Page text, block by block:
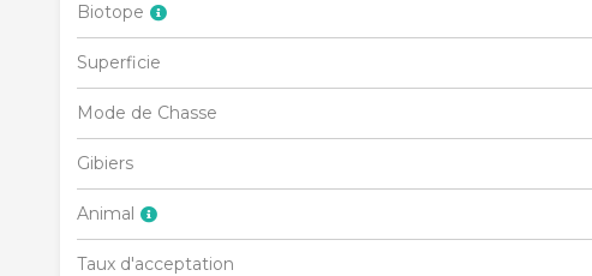
Biotope
Superficie
Mode de Chasse
Gibiers
Animal
Taux d'acceptation